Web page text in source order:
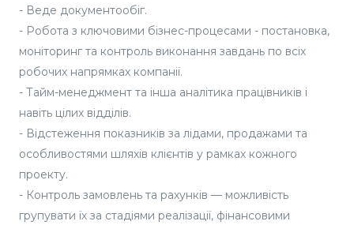
- Веде документообіг.
- Робота з ключовими бізнес-процесами - постановка,
моніторинг та контроль виконання завдань по всіх
робочих напрямках компанії.
- Тайм-менеджмент та інша аналітика працівників і
навіть цілих відділів.
- Відстеження показників за лідами, продажами та
особливостями шляхів клієнтів у рамках кожного
проекту.
- Контроль замовлень та рахунків — можливість
групувати їх за стадіями реалізації, фінансовими